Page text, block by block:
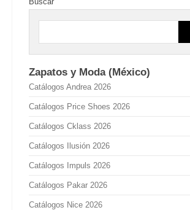
Zapatos y Moda (México)
Catálogos Andrea 2026
Catálogos Price Shoes 2026
Catálogos Cklass 2026
Catálogos Ilusión 2026
Catálogos Impuls 2026
Catálogos Pakar 2026
Catálogos Nice 2026